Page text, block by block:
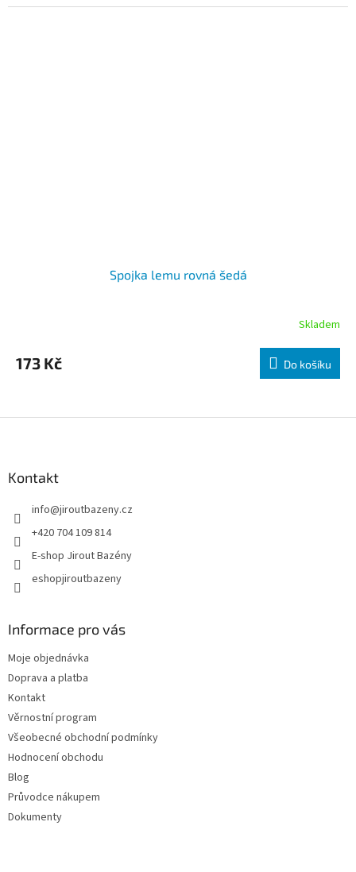
Spojka lemu rovná šedá
Skladem
173 Kč Do košíku
Kontakt
info@jiroutbazeny.cz
+420 704 109 814
E-shop Jirout Bazény
eshopjiroutbazeny
Informace pro vás
Moje objednávka
Doprava a platba
Kontakt
Věrnostní program
Všeobecné obchodní podmínky
Hodnocení obchodu
Blog
Průvodce nákupem
Dokumenty